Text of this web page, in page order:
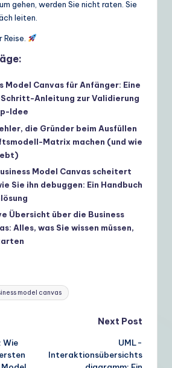
gehen, werden Sie nicht raten. Sie
leiten.
Model Canvas für Anfänger: Eine
Anleitung zur Validierung
Idee
die Gründer beim Ausfüllen
Matrix machen (und wie
Model Canvas scheitert
Sie ihn debuggen: Ein Handbuch
Übersicht über die Business
Alles, was Sie wissen müssen,
model canvas
Wie
Next Post
UML-
Interaktionsübersichts